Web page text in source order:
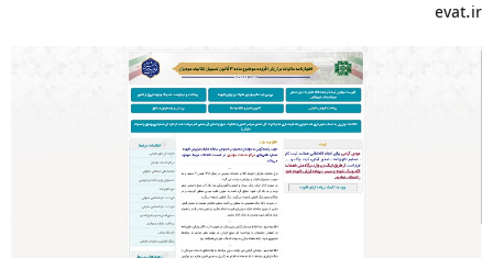
evat.ir